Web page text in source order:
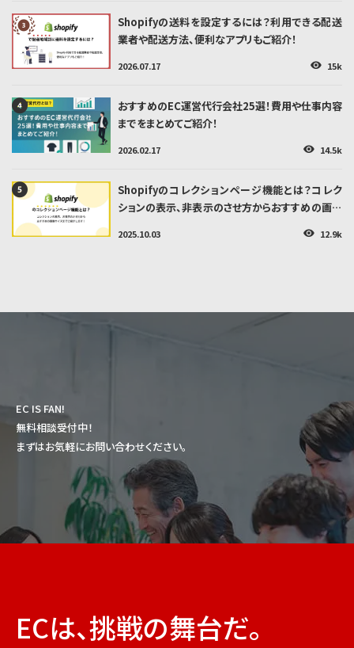
Shopifyの送料を設定するには？利用できる配送
業者や配送方法、便利なアプリもご紹介！
2026.07.17 👁 15k
おすすめのEC運営代行会社25選！費用や仕事内容
までをまとめてご紹介！
2026.02.17 👁 14.5k
Shopifyのコレクションページ機能とは？コレク
ションの表示、非表示のさせ方からおすすめの画像
2025.10.03 👁 12.9k
EC IS FAN!
無料相談受付中！
まずはお気軽にお問い合わせください。
ECは、挑戦の舞台だ。